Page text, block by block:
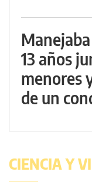
13 años
menores
de un
CIENCIA Y